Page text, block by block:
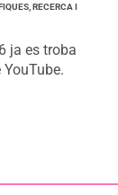
RECERCA I
ja es troba